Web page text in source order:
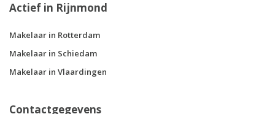
Actief in Rijnmond
Makelaar in Rotterdam
Makelaar in Schiedam
Makelaar in Vlaardingen
Contactgegevens